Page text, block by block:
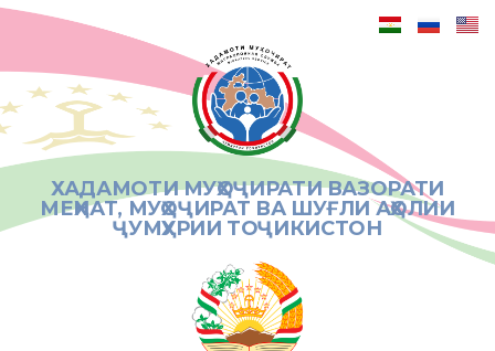
ХАДАМОТИ МУҲОҶИРАТИ ВАЗОРАТИ
МЕҲНАТ, МУҲОҶИРАТ ВА ШУҒЛИ АҲОЛИИ
ҶУМҲУРИИ ТОҶИКИСТОН